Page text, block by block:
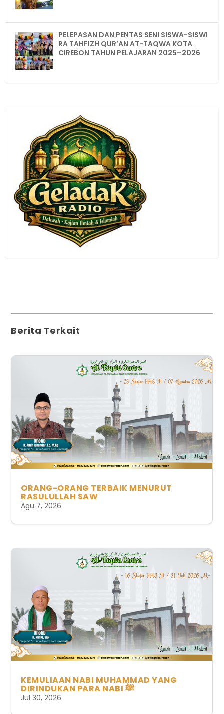
PELEPASAN DAN PENTAS SENI SISWA-SISWI
RA TAHFIZH QUR’AN AT-TAQWA KOTA
CIREBON TAHUN PELAJARAN 2025–2026
Berita Terkait
ORANG-ORANG TERBAIK MENURUT
RASULULLAH SAW
Agu 7, 2026
KEMULIAAN NABI MUHAMMAD YANG
DIRINDUKAN PARA NABI ﷺ
Jul 30, 2026